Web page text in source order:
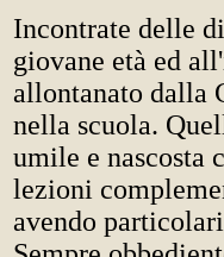
Incontrate delle
giovane età ed
allontanato dalla
nella scuola.
umile e nascosta
lezioni
avendo